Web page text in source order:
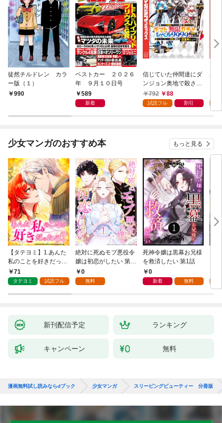
徒然チルドレン カラ
ー版（１）
990
ベストカー ２０２６
年 ９月１０日号
589
新着
信じていた仲間達にダ
ンジョン奥地で殺され
かけたがギフト『無限
ガチャ』でレベル９９
『ざまぁ！』します！
792 88
試読フル 割引
少女マンガのおすすめ本 もっと見る
【タテヨミ】1.あんた
私のことを好きだった
の？
71
タテヨミ 試読フル
絶対に死ぬモブ悪役令
嬢は初恋がしたい 第1
話0
無料
死神令嬢は黒幕お兄様
を救済したい 第1話
0
新着 無料
な
新刊配信予定 ランキング
キャンペーン 無料
漫画無料試し読みならdブック 少女マンガ スリーピングビューティー 分冊版